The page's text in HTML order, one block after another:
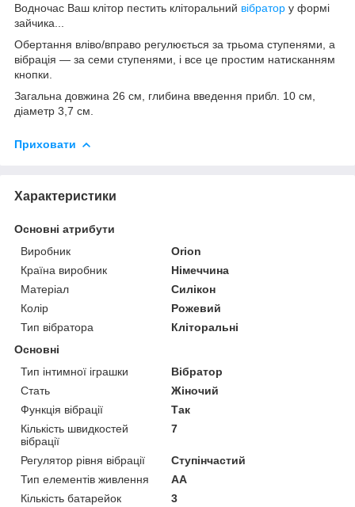
Водночас Ваш клітор пестить кліторальний вібратор у формі
зайчика...
Обертання вліво/вправо регулюється за трьома ступенями, а
вібрація — за семи ступенями, і все це простим натисканням
кнопки.
Загальна довжина 26 см, глибина введення прибл. 10 см,
діаметр 3,7 см.
Приховати
Характеристики
Основні атрибути
Виробник
Orion
Країна виробник
Німеччина
Матеріал
Силікон
Колір
Рожевий
Тип вібратора
Кліторальні
Основні
Тип інтимної іграшки
Вібратор
Стать
Жіночий
Функція вібрації
Так
Кількість швидкостей
вібрації
7
Регулятор рівня вібрації
Ступінчастий
Тип елементів живлення
AA
Кількість батарейок
3